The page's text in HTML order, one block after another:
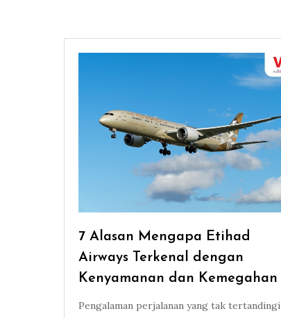
7 Alasan Mengapa Etihad
Airways Terkenal dengan
Kenyamanan dan Kemegahan
Pengalaman perjalanan yang tak tertandingi